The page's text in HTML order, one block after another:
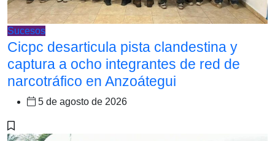
Sucesos
Cicpc desarticula pista clandestina y
captura a ocho integrantes de red de
narcotráfico en Anzoátegui
5 de agosto de 2026